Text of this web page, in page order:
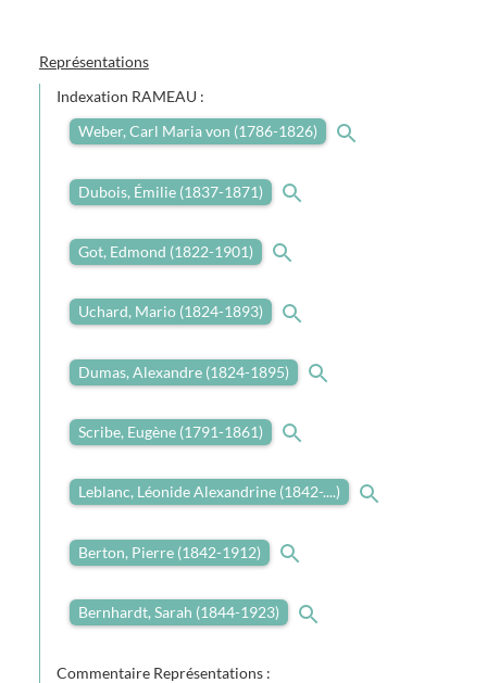
Représentations
Indexation RAMEAU :
Weber, Carl Maria von (1786-1826)
Dubois, Émilie (1837-1871)
Got, Edmond (1822-1901)
Uchard, Mario (1824-1893)
Dumas, Alexandre (1824-1895)
Scribe, Eugène (1791-1861)
Leblanc, Léonide Alexandrine (1842-....)
Berton, Pierre (1842-1912)
Bernhardt, Sarah (1844-1923)
Commentaire Représentations :